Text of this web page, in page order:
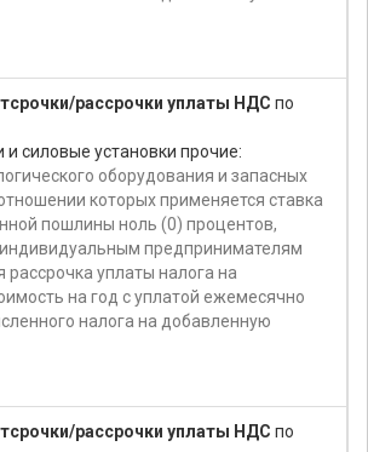
рассрочки уплаты НДС по
и силовые установки прочие:
оборудования и запасных
которых применяется ставка
пошлины ноль (0) процентов,
предпринимателям
рассрочка уплаты налога на
на год с уплатой ежемесячно
налога на добавленную
рассрочки уплаты НДС по